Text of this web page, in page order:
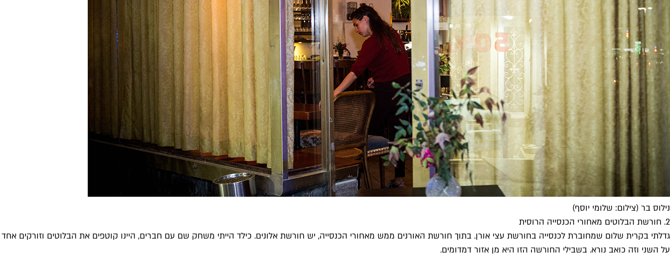
נילוס בר (צילום: שלומי יוסף)
2. חורשת הבלוטים מאחורי הכנסייה הרוסית
גדלתי בקרית שלום שמחוברת לכנסייה בחורשת עצי אורן. בתוך חורשת האורנים ממש מאחורי הכנסייה, יש חורשת אלונים. כילד הייתי משחק שם עם חברים, היינו קוטפים את הבלוטים וזורקים אחד
על השני וזה כואב נורא. בשבילי החורשה הזו היא מן אזור דמדומים.